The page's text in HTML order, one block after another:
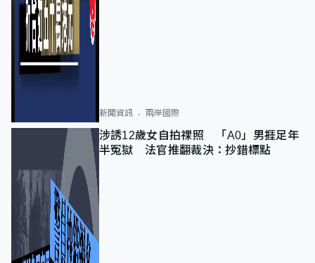
新聞資訊 兩岸國際
涉誘12歲女自拍祼照 「A0」男捱足年
半冤獄 法官推翻裁決：抄錯標點